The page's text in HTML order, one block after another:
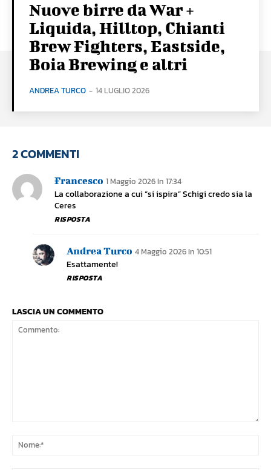
Nuove birre da War +
Liquida, Hilltop, Chianti
Brew Fighters, Eastside,
Boia Brewing e altri
ANDREA TURCO - 14 LUGLIO 2026
2 COMMENTI
Francesco 1 Maggio 2026 In 17:34
La collaborazione a cui “si ispira” Schigi credo sia la
Ceres
RISPOSTA
Andrea Turco 4 Maggio 2026 In 10:51
Esattamente!
RISPOSTA
LASCIA UN COMMENTO